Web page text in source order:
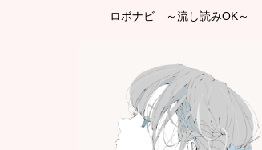
ロボナビ ～流し読みOK～